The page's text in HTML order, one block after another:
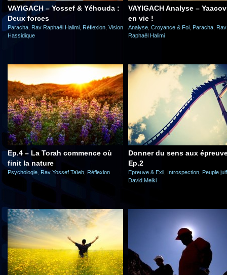
VAYIGACH – Yossef & Yéhouda :
Deux forces
Paracha Rav Raphaël Halimi Réflexion Vision
Hassidique
VAYIGACH Analyse –
en vie !
Analyse Croyance & Foi Paracha Rav
Raphaël Halimi
Ep.4 – La Torah commence où
finit la nature
Psychologie Rav Yossef Taïeb Réflexion
Donner du sens aux
Ep.2
Epreuve & Exil Introspection Peuple juif
David Melki